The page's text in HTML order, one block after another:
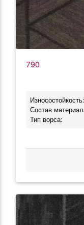
790
Износостойкость:
Состав
Тип ворса: